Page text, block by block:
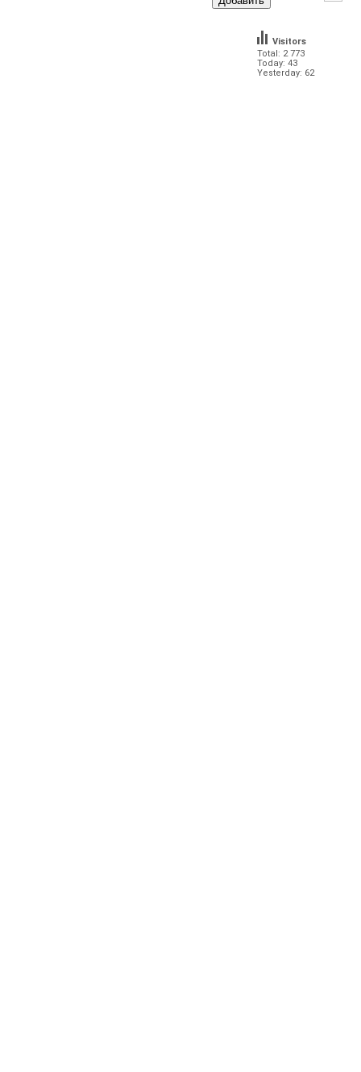
Total: 2 773
Today: 43
Yesterday: 62
Visitors